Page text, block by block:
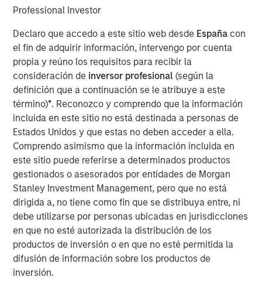
Professional Investor
Declaro que accedo a este sitio web desde España con
el fin de adquirir información, intervengo por cuenta
propia y reúno los requisitos para recibir la
consideración de inversor profesional(según la
definición que a continuación se le atribuye a este
término)*. Reconozco y comprendo que la información
incluida en este sitio no está destinada a personas de
Estados Unidos y que estas no deben acceder a ella.
Comprendo asimismo que la información incluida en
este sitio puede referirse a determinados productos
gestionados o asesorados por entidades de Morgan
Stanley Investment Management, pero que no está
dirigida a, no tiene como fin que se distribuya entre, ni
debe utilizarse por personas ubicadas en jurisdicciones
en que no esté autorizada la distribución de los
productos de inversión o en que no esté permitida la
difusión de información sobre los productos de
inversión.
Chris Morahan, CFA
Each June, the Russell Index Reconstitution quietly
reshapes the U.S. equity landscape. While it rarely
generates headlines outside institutional circles, it can
have meaningful implications for portfolio positioning,
passive fund flows and investor rebalancing. This year's
changes are particularly noteworthy across several
equity segments.
While the changes to Russell Indexes will not take effect
until June 26, 2026, FTSE Russell has released
preliminary data that allows us to estimate their
magnitude. The process systematically evolves the
indexes—against which trillions of dollars are managed—
to better reflect the investment universe. It involves
redistributing companies by both market capitalization